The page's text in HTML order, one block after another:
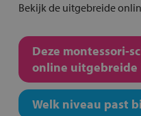
Bekijk de uitgebreide
Deze montessori-
online uitgebreide
Welk niveau past